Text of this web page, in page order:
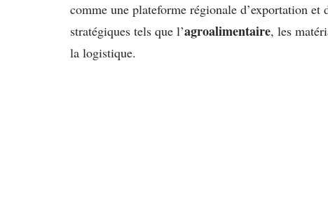
comme une plateforme régionale d’exportation et
stratégiques tels que l’agroalimentaire, les
la logistique.